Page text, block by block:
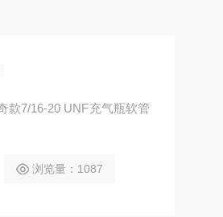
浏览量：1087